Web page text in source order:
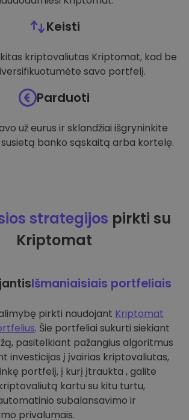
Keisti
kriptovaliutas Kriptomat, kad be
savo portfelį.
Parduoti
už eurus ir sklandžiai išgryninkite
banko sąskaitą arba kortelę.
strategijos pirkti su
Kriptomat
Išmaniaisiais portfeliais
pirkti naudojant Kriptomat
. Šie portfeliai sukurti siekiant
pasitelkiant pažangius algoritmus
investicijas į įvairias kriptovaliutas,
portfelį, į kurį įtraukta , galite
kartu su kitu turtu,
subalansavimo ir
privalumais.